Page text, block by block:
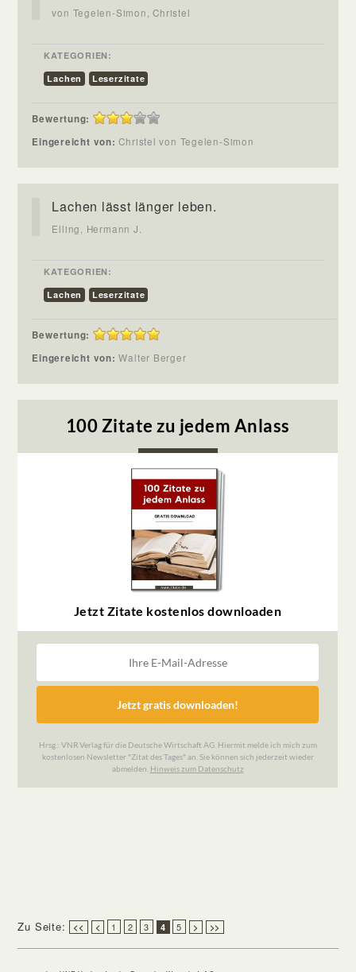
von Tegelen-Simon, Christel
KATEGORIEN:
Lachen
Leserzitate
Bewertung:
Eingereicht von:Christel von Tegelen-Simon
Lachen lässt länger leben.
Elling, Hermann J.
KATEGORIEN:
Lachen
Leserzitate
Bewertung:
Eingereicht von:Walter Berger
Zu Seite: << < 1 2 3 4 5 > >>